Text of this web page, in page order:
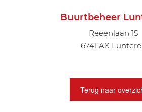
Buurtbeheer
Reeenlaan 15
6741 AX
Terug naar